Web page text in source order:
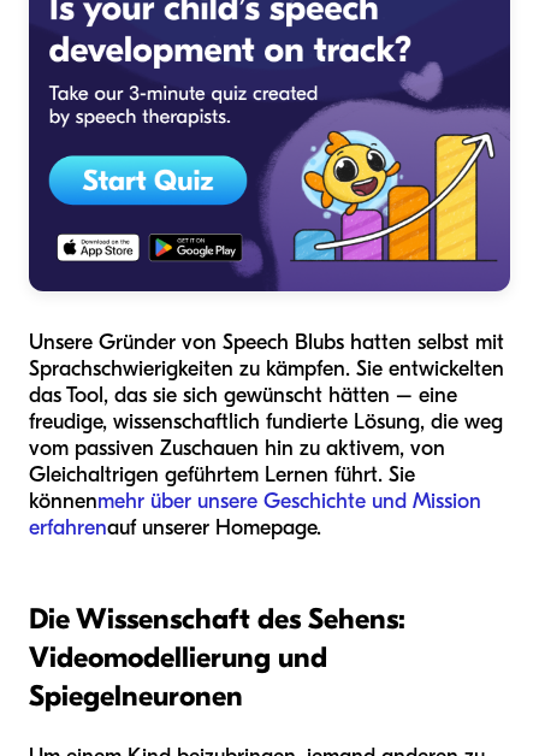
Unsere Gründer von Speech Blubs hatten selbst mit
Sprachschwierigkeiten zu kämpfen. Sie entwickelten
das Tool, das sie sich gewünscht hätten – eine
freudige, wissenschaftlich fundierte Lösung, die weg
vom passiven Zuschauen hin zu aktivem, von
Gleichaltrigen geführtem Lernen führt. Sie
könnenmehr über unsere Geschichte und Mission
erfahrenauf unserer Homepage.
Die Wissenschaft des Sehens:
Videomodellierung und
Spiegelneuronen